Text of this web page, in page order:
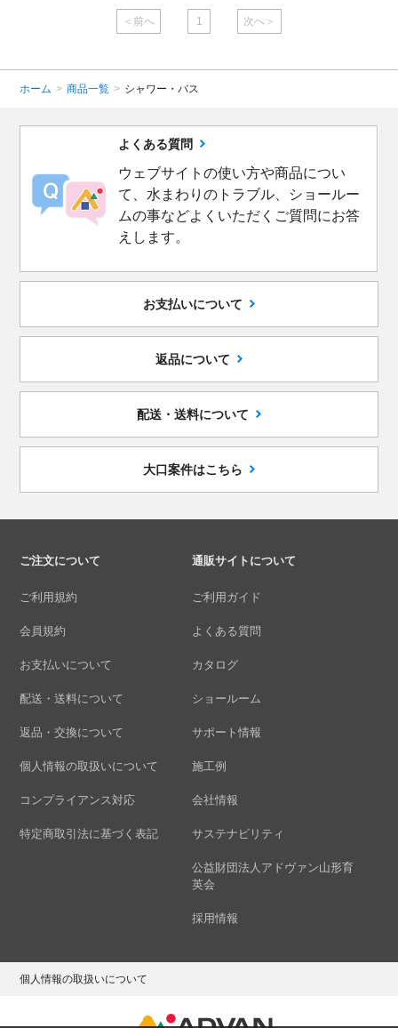
＜前へ 1 次へ＞
ホーム > 商品一覧 > シャワー・バス
よくある質問
ウェブサイトの使い方や商品につい
て、水まわりのトラブル、ショールー
ムの事などよくいただくご質問にお答
えします。
お支払いについて
返品について
配送・送料について
大口案件はこちら
ご注文について
ご利用規約
会員規約
お支払いについて
配送・送料について
返品・交換について
個人情報の取扱いについて
コンプライアンス対応
特定商取引法に基づく表記
通販サイトについて
ご利用ガイド
よくある質問
カタログ
ショールーム
サポート情報
施工例
会社情報
サステナビリティ
公益財団法人アドヴァン山形育
英会
採用情報
個人情報の取扱いについて